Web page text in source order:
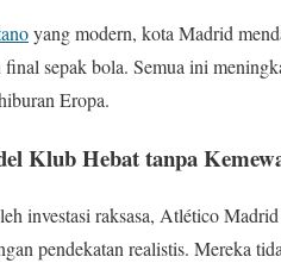
yang modern, kota Madrid
sepak bola. Semua ini
Eropa.
Klub Hebat tanpa
investasi raksasa, Atlético
pendekatan realistis. Mereka